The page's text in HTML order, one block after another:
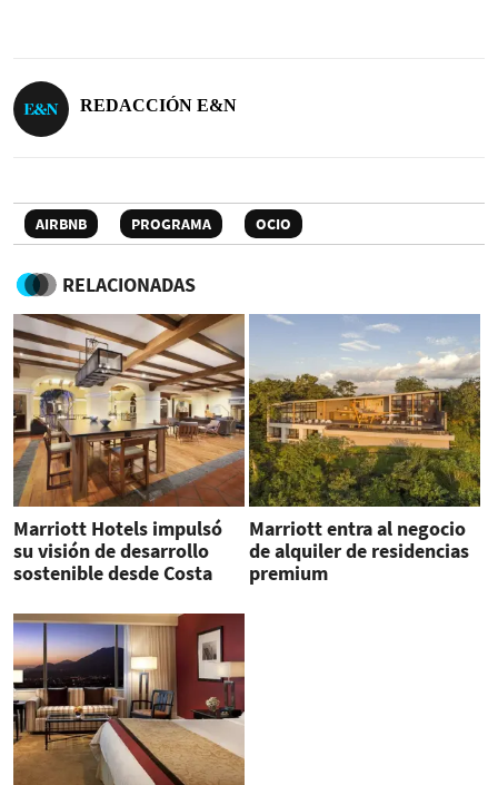
REDACCIÓN E&N
AIRBNB PROGRAMA OCIO
RELACIONADAS
Marriott Hotels impulsó
su visión de desarrollo
sostenible desde Costa
Marriott entra al negocio
de alquiler de residencias
premium